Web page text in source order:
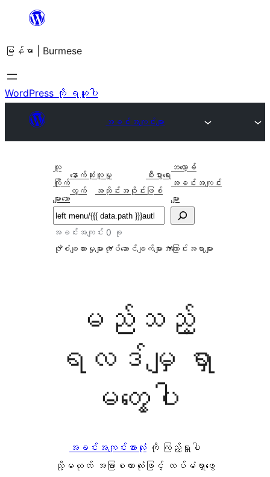
အကြောင်းအရာ
ကျော်သွား
ရန်
မြန်မာ | Burmese
WordPress ကို ရယူပါ
အခင်းအကျင်းများ
လူ
ကြိုက်
များသော
နောက်ဆုံး
ထွက်
လူမှု
အသိုင်းအဝိုင်း
စီးပွားရေး
ဖြစ်
ဘလော့ခ်
အခင်းအကျင်း
များ
ရှာ
ပါ
အခင်းအကျင်း 0 ခု
ပုံစံချထားမှုများ လုပ်ဆောင်ချက်များ အကြောင်းအရာများ
မည်သည့်
ရလဒ်မျှ ရှာ
မတွေ့ပါ
အခင်းအကျင်းအားလုံး ကို ကြည့်ရှုပါ
သို့မဟုတ် အခြားစကားလုံးဖြင့် ထပ်မံရှာဖွေ